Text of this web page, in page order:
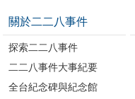
關於二二八事件
探索二二八事件
二二八事件大事紀要
全台紀念碑與紀念館